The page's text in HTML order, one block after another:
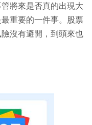
將來是否真的出現大
重要的一件事。股票
沒有避開，到頭來也